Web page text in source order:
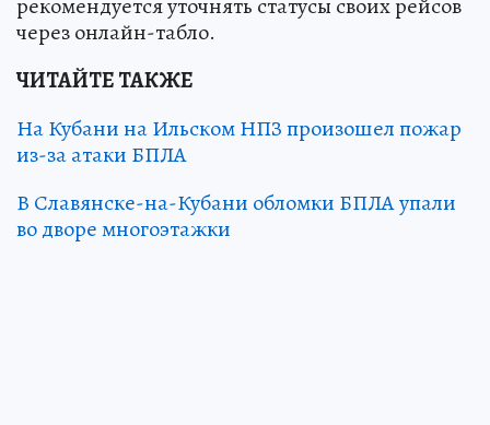
рекомендуется уточнять статусы своих рейсов
через онлайн-табло.
ЧИТАЙТЕ ТАКЖЕ
На Кубани на Ильском НПЗ произошел пожар
из-за атаки БПЛА
В Славянске-на-Кубани обломки БПЛА упали
во дворе многоэтажки